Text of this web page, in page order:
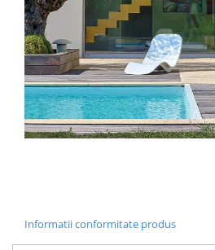
Informatii conformitate produs